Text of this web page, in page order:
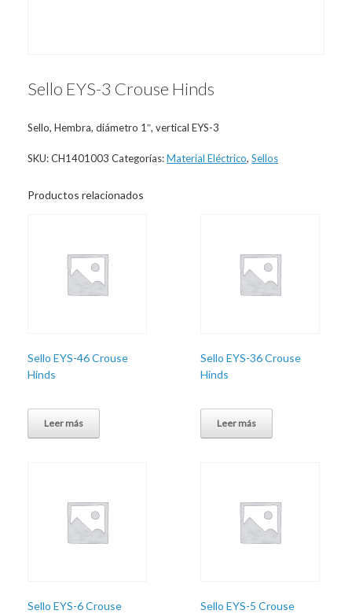
Sello EYS-3 Crouse Hinds
Sello, Hembra, diámetro 1″, vertical EYS-3
SKU:CH1401003 Categorías:Material Eléctrico, Sellos
Productos relacionados
Sello EYS-46 Crouse
Hinds
Leer más
Sello EYS-36 Crouse
Hinds
Leer más
Sello EYS-6 Crouse
Sello EYS-5 Crouse